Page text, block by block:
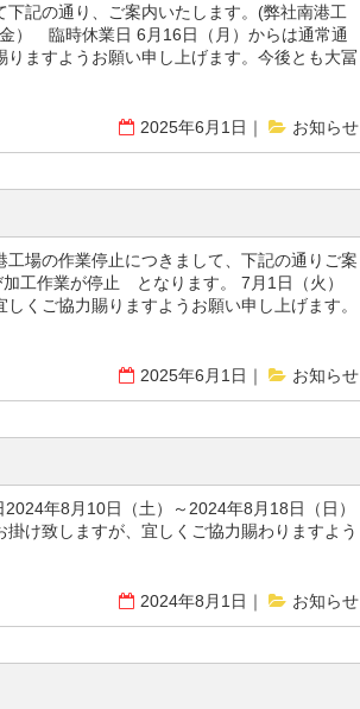
記の通り、ご案内いたします。(弊社南港工
） 臨時休業日 6月16日（月）からは通常通
ますようお願い申し上げます。今後とも大冨
2025年6月1日 お知らせ
場の作業停止につきまして、下記の通りご案
工作業が停止 となります。 7月1日（火）
くご協力賜りますようお願い申し上げます。
2025年6月1日 お知らせ
年8月10日（土）～2024年8月18日（日）
け致しますが、宜しくご協力賜わりますよう
2024年8月1日 お知らせ